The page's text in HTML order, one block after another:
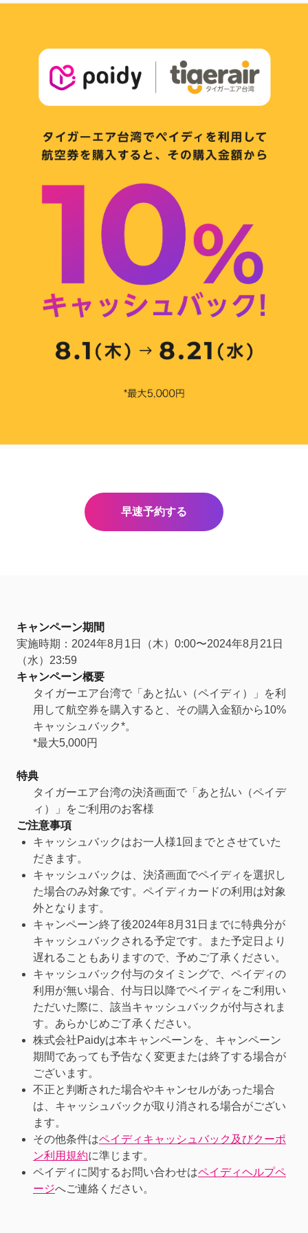
早速予約する
キャンペーン期間
実施時期：2024年8月1日（木）0:00〜2024年8月21日
（水）23:59
キャンペーン概要
タイガーエア台湾で「あと払い（ペイディ）」を利
用して航空券を購入すると、その購入金額から10%
キャッシュバック*。
*最大5,000円
特典
タイガーエア台湾の決済画面で「あと払い（ペイデ
ィ）」をご利用のお客様
ご注意事項
キャッシュバックはお一人様1回までとさせていた
だきます。
キャッシュバックは、決済画面でペイディを選択し
た場合のみ対象です。ペイディカードの利用は対象
外となります。
キャンペーン終了後2024年8月31日までに特典分が
キャッシュバックされる予定です。また予定日より
遅れることもありますので、予めご了承ください。
キャッシュバック付与のタイミングで、ペイディの
利用が無い場合、付与日以降でペイディをご利用い
ただいた際に、該当キャッシュバックが付与されま
す。あらかじめご了承ください。
株式会社Paidyは本キャンペーンを、キャンペーン
期間であっても予告なく変更または終了する場合が
ございます。
不正と判断された場合やキャンセルがあった場合
は、キャッシュバックが取り消される場合がござい
ます。
その他条件はペイディキャッシュバック及びクーポ
ン利用規約に準じます。
ペイディに関するお問い合わせはペイディヘルプペ
ージへご連絡ください。